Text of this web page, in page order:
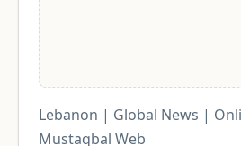
Lebanon | Global News |
Mustaqbal Web